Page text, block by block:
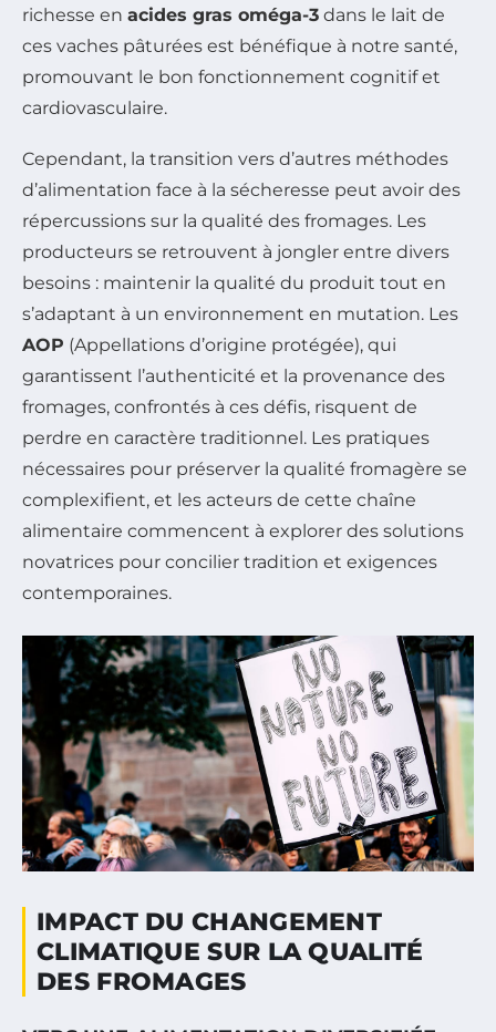
richesse en acides gras oméga-3 dans le lait de
ces vaches pâturées est bénéfique à notre santé,
promouvant le bon fonctionnement cognitif et
cardiovasculaire.
Cependant, la transition vers d’autres méthodes
d’alimentation face à la sécheresse peut avoir des
répercussions sur la qualité des fromages. Les
producteurs se retrouvent à jongler entre divers
besoins : maintenir la qualité du produit tout en
s’adaptant à un environnement en mutation. Les
AOP (Appellations d’origine protégée), qui
garantissent l’authenticité et la provenance des
fromages, confrontés à ces défis, risquent de
perdre en caractère traditionnel. Les pratiques
nécessaires pour préserver la qualité fromagère se
complexifient, et les acteurs de cette chaîne
alimentaire commencent à explorer des solutions
novatrices pour concilier tradition et exigences
contemporaines.
IMPACT DU CHANGEMENT
CLIMATIQUE SUR LA QUALITÉ
DES FROMAGES